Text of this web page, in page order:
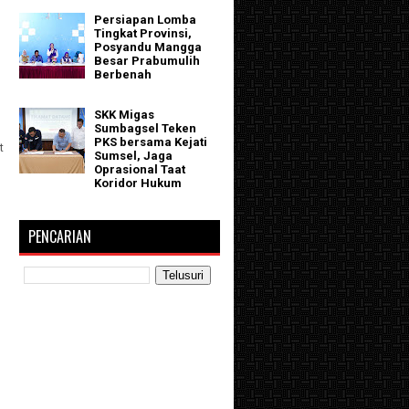
Persiapan Lomba
Tingkat Provinsi,
Posyandu Mangga
Besar Prabumulih
Berbenah
SKK Migas
Sumbagsel Teken
PKS bersama Kejati
Sumsel, Jaga
Oprasional Taat
Koridor Hukum
PENCARIAN